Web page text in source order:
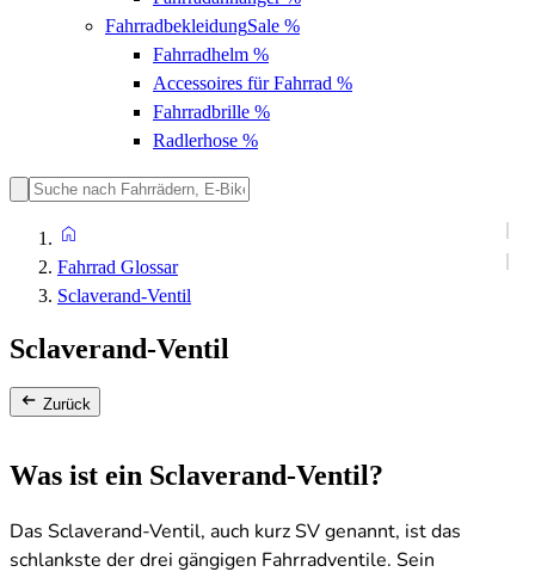
FahrradbekleidungSale %
Fahrradhelm %
Accessoires für Fahrrad %
Fahrradbrille %
Radlerhose %
Fahrrad Glossar
Sclaverand-Ventil
Sclaverand-Ventil
Zurück
Was ist ein Sclaverand-Ventil?
Das Sclaverand-Ventil, auch kurz SV genannt, ist das
schlankste der drei gängigen Fahrradventile. Sein